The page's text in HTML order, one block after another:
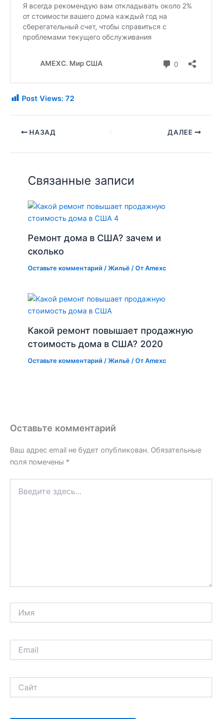
Post Views: 72
НАЗАД ДАЛЕЕ
Связанные записи
Ремонт дома в США? зачем и
сколько
Оставьте комментарий /Жильё / ОтAmexc
Какой ремонт повышает продажную
стоимость дома в США? 2020
Оставьте комментарий /Жильё / ОтAmexc
Оставьте комментарий
Ваш адрес email не будет опубликован. Обязательные
поля помечены *
здесь...